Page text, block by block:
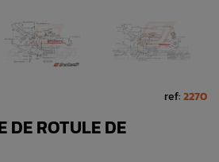
ref:2270
DE ROTULE DE